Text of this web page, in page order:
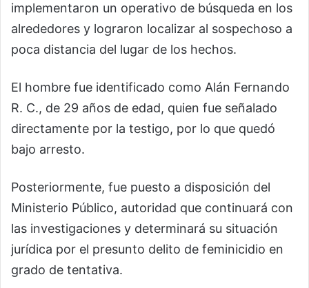
implementaron un operativo de búsqueda en los
alrededores y lograron localizar al sospechoso a
poca distancia del lugar de los hechos.
El hombre fue identificado como Alán Fernando
R. C., de 29 años de edad, quien fue señalado
directamente por la testigo, por lo que quedó
bajo arresto.
Posteriormente, fue puesto a disposición del
Ministerio Público, autoridad que continuará con
las investigaciones y determinará su situación
jurídica por el presunto delito de feminicidio en
grado de tentativa.